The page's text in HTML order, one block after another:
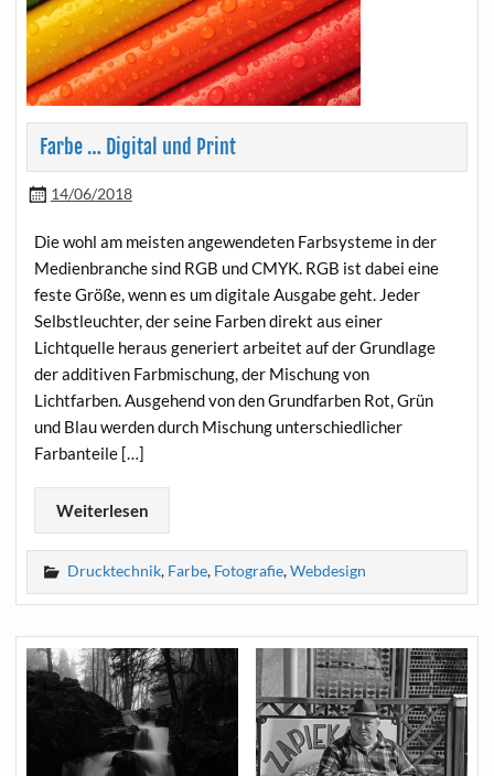
Farbe … Digital und Print
14/06/2018
Die wohl am meisten angewendeten Farbsysteme in der
Medienbranche sind RGB und CMYK. RGB ist dabei eine
feste Größe, wenn es um digitale Ausgabe geht. Jeder
Selbstleuchter, der seine Farben direkt aus einer
Lichtquelle heraus generiert arbeitet auf der Grundlage
der additiven Farbmischung, der Mischung von
Lichtfarben. Ausgehend von den Grundfarben Rot, Grün
und Blau werden durch Mischung unterschiedlicher
Farbanteile […]
Weiterlesen
Drucktechnik, Farbe, Fotografie,Webdesign